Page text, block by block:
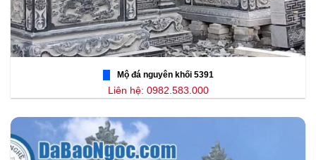
Mộ đá nguyên khối 5391
Liên hệ: 0982.583.000